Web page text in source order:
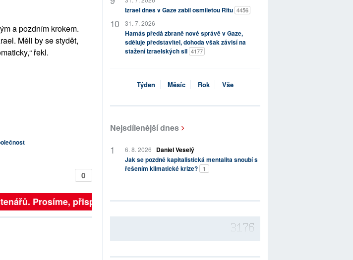
a pozdním krokem.
Měli by se stydět,
řekl.
0
Prosíme, přispějte. ➥
Izrael dnes v Gaze zabil osmiletou Ritu 4456
31. 7. 2026
Hamás předá zbraně nové správě v Gaze,
sděluje představitel, dohoda však závisí na
stažení izraelských sil 4177
Týden Měsíc Rok Vše
Nejsdílenější dnes
6. 8. 2026
Daniel Veselý
Jak se pozdně kapitalistická mentalita snoubí s
řešením klimatické krize?
1
3176